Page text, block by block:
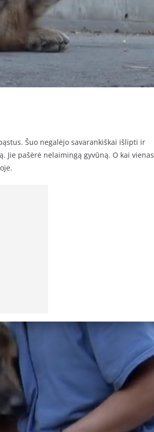
Šuo negalėjo savarankiškai išlipti ir
Jie pašėrė nelaimingą gyvūną. O kai vienas